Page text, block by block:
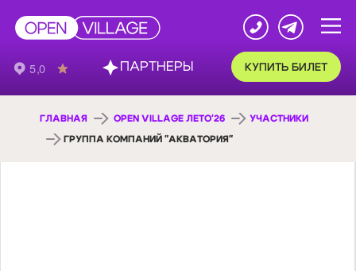
КУПИТЬ БИЛЕТ
ГЛАВНАЯ OPEN VILLAGE ЛЕТО'26 УЧАСТНИКИ
ГРУППА КОМПАНИЙ "АКВАТОРИЯ"